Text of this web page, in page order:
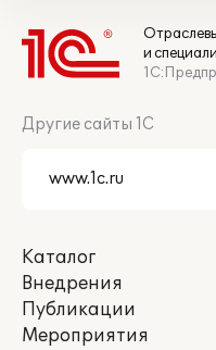
и
Другие сайты 1С
Каталог
Внедрения
Публикации
Мероприятия